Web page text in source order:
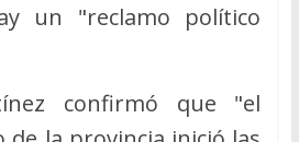
un "reclamo político
confirmó que "el